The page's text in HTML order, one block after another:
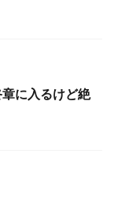
に入るけど絶